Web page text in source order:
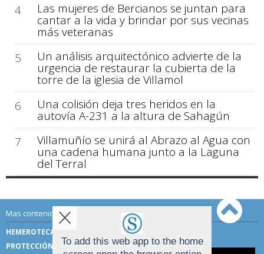
4
Las mujeres de Bercianos se juntan para
cantar a la vida y brindar por sus vecinas
más veteranas
5
Un análisis arquitectónico advierte de la
urgencia de restaurar la cubierta de la
torre de la iglesia de Villamol
6
Una colisión deja tres heridos en la
autovía A-231 a la altura de Sahagún
7
Villamuñío se unirá al Abrazo al Agua con
una cadena humana junto a la Laguna
del Terral
Mas contenido de Sahagún Digital:
HEMEROTECA
TÉRMINOS DE USO
PROTECCIÓN DE DATOSTo add this web app to the home